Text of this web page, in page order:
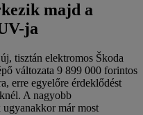
majd a
ja
tisztán elektromos Škoda
változata 9 899 000 forintos
erre egyelőre érdeklődést
A nagyobb
már most